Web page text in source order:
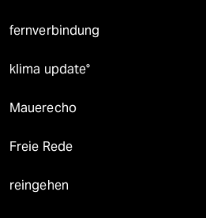
fernverbindung
klima update°
Mauerecho
Freie Rede
reingehen